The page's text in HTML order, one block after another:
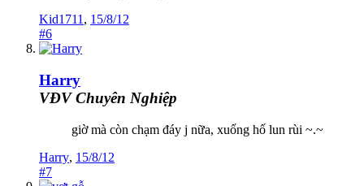
Kid1711, 15/8/12
#6
Harry
VĐV Chuyên Nghiệp
giờ mà còn chạm đáy j nữa, xuống hố lun rùi ~.~
Harry, 15/8/12
#7